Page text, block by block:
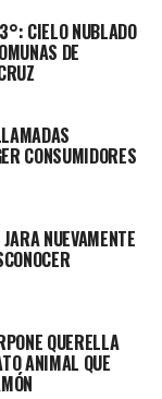
CIELO NUBLADO
DE
CONSUMIDORES
NUEVAMENTE
QUERELLA
ANIMAL QUE